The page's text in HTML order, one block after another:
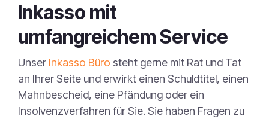
Inkasso mit
umfangreichem Service
Unser Inkasso Büro steht gerne mit Rat und Tat
an Ihrer Seite und erwirkt einen Schuldtitel, einen
Mahnbescheid, eine Pfändung oder ein
Insolvenzverfahren für Sie. Sie haben Fragen zu